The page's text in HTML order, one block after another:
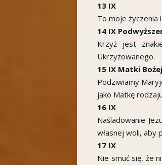
13 IX
To moje życzenia
14 IX
Krzyż jest
Ukrzyżowanego.
15 IX Matki
Podziwiamy
jako Matkę
16 IX
Naśladowanie
własnej woli, aby
17 IX
Nie smuć się, że